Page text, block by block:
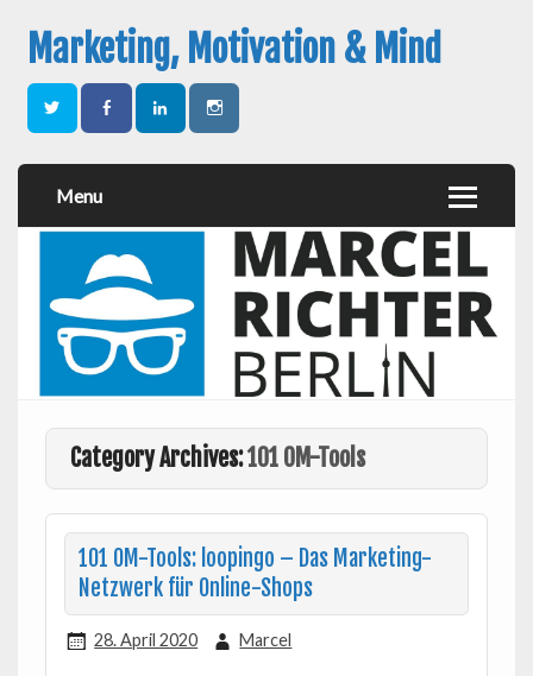
Marketing, Motivation & Mind
Menu
Category Archives:101 OM-Tools
101 OM-Tools: loopingo – Das Marketing-
Netzwerk für Online-Shops
28. April 2020 Marcel